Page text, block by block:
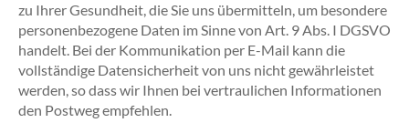
zu Ihrer Gesundheit, die Sie uns übermitteln, um besondere
personenbezogene Daten im Sinne von Art. 9 Abs. I DGSVO
handelt. Bei der Kommunikation per E-Mail kann die
vollständige Datensicherheit von uns nicht gewährleistet
werden, so dass wir Ihnen bei vertraulichen Informationen
den Postweg empfehlen.